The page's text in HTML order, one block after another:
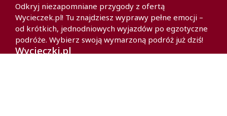
Odkryj niezapomniane przygody z ofertą
Wycieczek.pl! Tu znajdziesz wyprawy pełne emocji –
od krótkich, jednodniowych wyjazdów po egzotyczne
podróże. Wybierz swoją wymarzoną podróż już dziś!
Wycieczki.pl